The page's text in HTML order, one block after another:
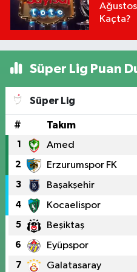
Ağustos
Kaçta?
Süper Lig Puan
Süper Lig
# Takım
1 Amed
2 Erzurumspor FK
3 Başakşehir
4 Kocaelispor
5 Beşiktaş
6 Eyüpspor
7 Galatasaray